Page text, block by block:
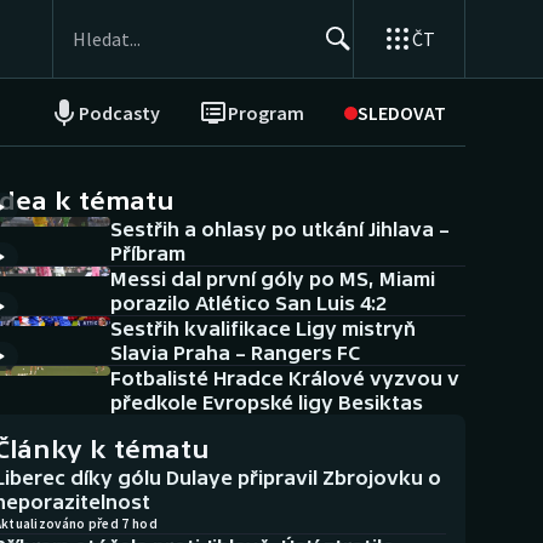
ČT
Podcasty Program SLEDOVAT
NEPŘEHLÉDNĚTE
Historické návraty
Aplikace ČT sport
AZ kvíz
k tématu
Sestřih a ohlasy po utkání Jihlava –
Příbram
Messi dal první góly po MS, Miami
porazilo Atlético San Luis 4:2
Sestřih kvalifikace Ligy mistryň
Slavia Praha – Rangers FC
Fotbalisté Hradce Králové vyzvou v
předkole Evropské ligy Besiktas
k tématu
díky gólu Dulaye připravil Zbrojovku o
před 7 hod